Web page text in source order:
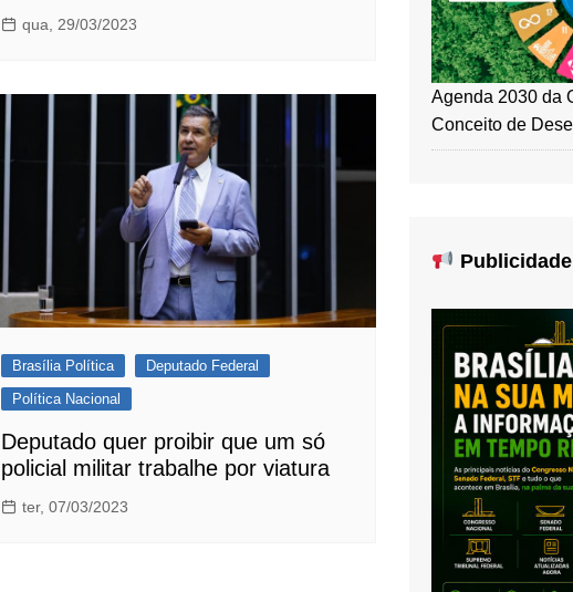
qua, 29/03/2023
Brasília Política
Deputado Federal
Política Nacional
Deputado quer proibir que um só
policial militar trabalhe por viatura
ter, 07/03/2023
Agenda 2030 da
Conceito de
Publicidade